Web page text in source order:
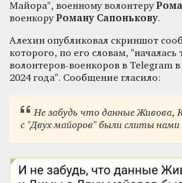
Майора", военному волонтеру
военкоруРоману Сапонькову.
Алехин опубликовал скриншот
которого, по его словам, "началась
волонтеров-военкоров в Telegram
2024 года". Сообщение гласило:
Не забудь что данные Живова,
с "Двух майоров" были слиты нами